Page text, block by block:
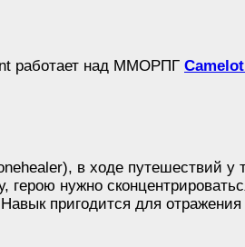
работает над ММОРПГ
в ходе путешествий
герою нужно
пригодится для отражения